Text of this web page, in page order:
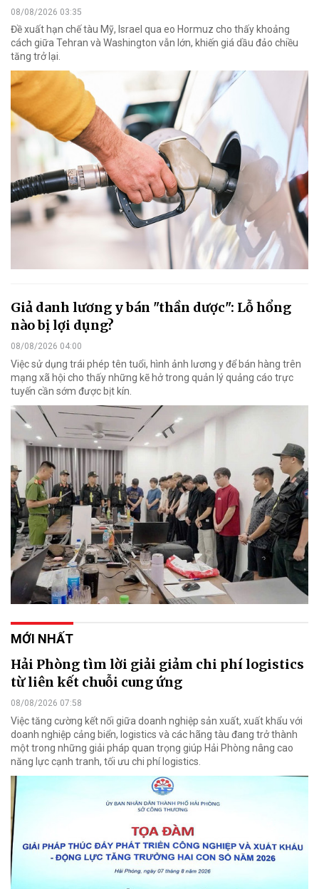
08/08/2026 03:35
Đề xuất hạn chế tàu Mỹ, Israel qua eo Hormuz cho thấy khoảng
cách giữa Tehran và Washington vẫn lớn, khiến giá dầu đảo chiều
tăng trở lại.
Giả danh lương y bán "thần dược": Lỗ hổng
nào bị lợi dụng?
08/08/2026 04:00
Việc sử dụng trái phép tên tuổi, hình ảnh lương y để bán hàng trên
mạng xã hội cho thấy những kẽ hở trong quản lý quảng cáo trực
tuyến cần sớm được bịt kín.
MỚI NHẤT
Hải Phòng tìm lời giải giảm chi phí logistics
từ liên kết chuỗi cung ứng
08/08/2026 07:58
Việc tăng cường kết nối giữa doanh nghiệp sản xuất, xuất khẩu với
doanh nghiệp cảng biển, logistics và các hãng tàu đang trở thành
một trong những giải pháp quan trọng giúp Hải Phòng nâng cao
năng lực cạnh tranh, tối ưu chi phí logistics.